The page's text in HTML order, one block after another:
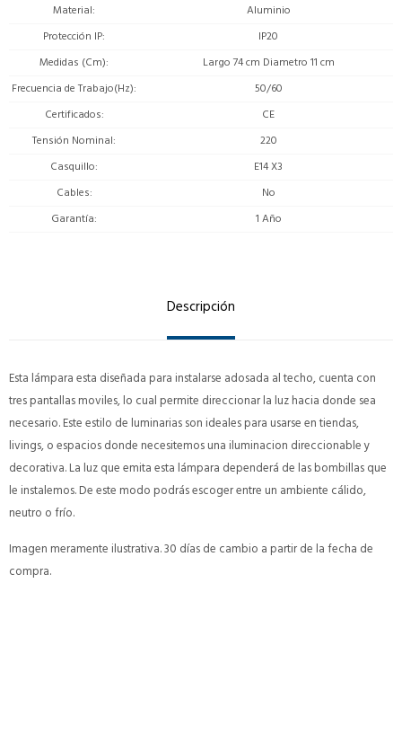
Material
Aluminio
Protección IP
IP20
Medidas (Cm)
Largo 74 cm Diametro 11 cm
Frecuencia de Trabajo(Hz)
50/60
Certificados
CE
Tensión Nominal
220
Casquillo
E14 X3
Cables
No
Garantía
1 Año
Descripción
Esta lámpara esta diseñada para instalarse adosada al techo, cuenta con
tres pantallas moviles, lo cual permite direccionar la luz hacia donde sea
necesario. Este estilo de luminarias son ideales para usarse en tiendas,
livings, o espacios donde necesitemos una iluminacion direccionable y
decorativa. La luz que emita esta lámpara dependerá de las bombillas que
le instalemos. De este modo podrás escoger entre un ambiente cálido,
neutro o frío.
Imagen meramente ilustrativa. 30 días de cambio a partir de la fecha de
compra.